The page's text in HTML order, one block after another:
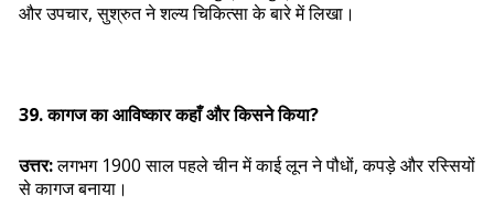
और उपचार, सुश्रुत ने शल्य चिकित्सा के बारे में लिखा।
39. कागज का आविष्कार कहाँ और किसने किया?
उत्तर:लगभग 1900 साल पहले चीन में काई लून ने पौधों, कपड़े और रस्सियों
से कागज बनाया।